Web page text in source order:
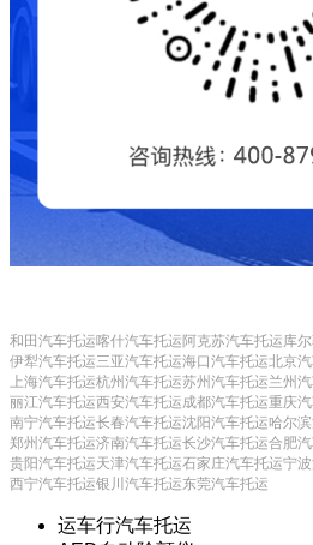
和田汽车托运喀什汽车托运阿克苏汽车托运库
伊犁汽车托运三亚汽车托运海口汽车托运北京
上海汽车托运杭州汽车托运苏州汽车托运兰州
丽江汽车托运西安汽车托运成都汽车托运重庆
南宁汽车托运长春汽车托运沈阳汽车托运哈尔
郑州汽车托运济南汽车托运长沙汽车托运合肥
贵阳汽车托运天津汽车托运石家庄汽车托运宁
西宁汽车托运银川汽车托运东莞汽车托运
运车行汽车托运